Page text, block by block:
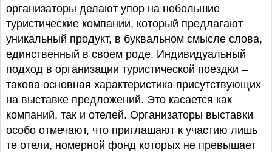
организаторы делают упор на небольшие
туристические компании, который предлагают
уникальный продукт, в буквальном смысле слова,
единственный в своем роде. Индивидуальный
подход в организации туристической поездки –
такова основная характеристика присутствующих
на выставке предложений. Это касается как
компаний, так и отелей. Организаторы выставки
особо отмечают, что приглашают к участию лишь
те отели, номерной фонд которых не превышает